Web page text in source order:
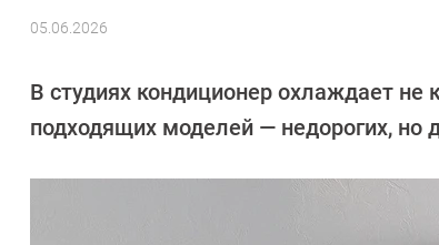
05.06.2026
Попкова
В студиях кондиционер охлаждает
подходящих моделей — недорогих, но